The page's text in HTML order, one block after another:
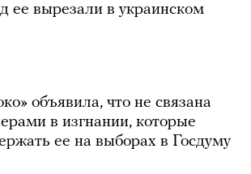
ее вырезали в украинском
объявила, что не связана
в изгнании, которые
ее на выборах в Госдуму